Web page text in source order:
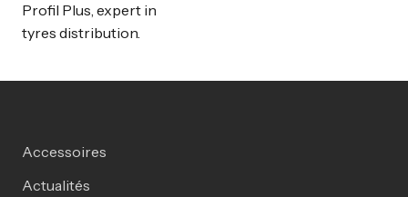
Profil Plus, expert in
tyres distribution.
Accessoires
Actualités